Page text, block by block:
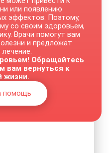
или появлению
эффектов. Поэтому,
со своим здоровьем,
Врачи помогут вам
и предложат
Обращайтесь
вам вернуться к
жизни.
помощь